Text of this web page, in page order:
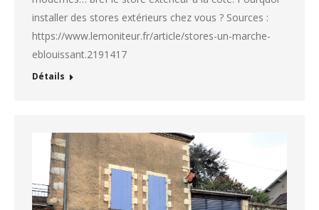
installer des stores extérieurs chez vous ? Sources :
https://www.lemoniteur.fr/article/stores-un-marche-
eblouissant.2191417
Détails